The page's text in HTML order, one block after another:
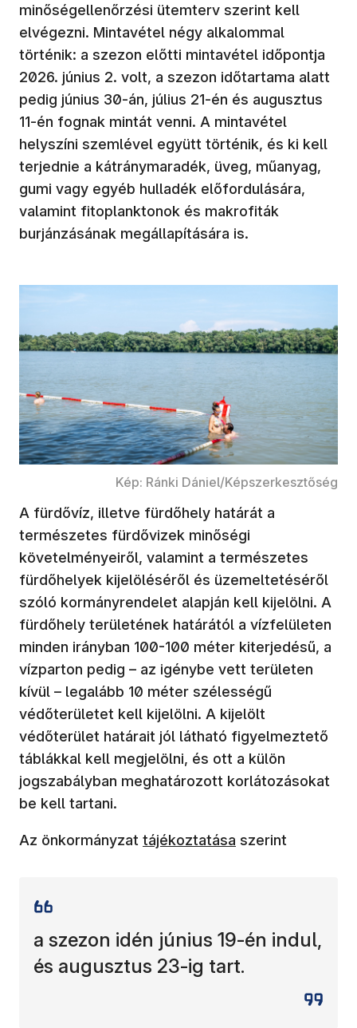
minőségellenőrzési ütemterv szerint kell
elvégezni. Mintavétel négy alkalommal
történik: a szezon előtti mintavétel időpontja
2026. június 2. volt, a szezon időtartama alatt
pedig június 30-án, július 21-én és augusztus
11-én fognak mintát venni. A mintavétel
helyszíni szemlével együtt történik, és ki kell
terjednie a kátránymaradék, üveg, műanyag,
gumi vagy egyéb hulladék előfordulására,
valamint fitoplanktonok és makrofiták
burjánzásának megállapítására is.
Kép: Ránki Dániel/Képszerkesztőség
A fürdővíz, illetve fürdőhely határát a
természetes fürdővizek minőségi
követelményeiről, valamint a természetes
fürdőhelyek kijelöléséről és üzemeltetéséről
szóló kormányrendelet alapján kell kijelölni. A
fürdőhely területének határától a vízfelületen
minden irányban 100-100 méter kiterjedésű, a
vízparton pedig – az igénybe vett területen
kívül – legalább 10 méter szélességű
védőterületet kell kijelölni. A kijelölt
védőterület határait jól látható figyelmeztető
táblákkal kell megjelölni, és ott a külön
jogszabályban meghatározott korlátozásokat
be kell tartani.
Az önkormányzat tájékoztatása szerint
a szezon idén június 19-én indul,
és augusztus 23-ig tart.